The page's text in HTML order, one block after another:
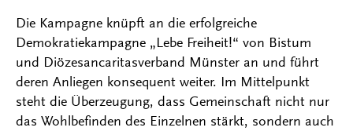
Die Kampagne knüpft an die erfolgreiche
Demokratiekampagne „Lebe Freiheit!“ von Bistum
und Diözesancaritasverband Münster an und führt
deren Anliegen konsequent weiter. Im Mittelpunkt
steht die Überzeugung, dass Gemeinschaft nicht nur
das Wohlbefinden des Einzelnen stärkt, sondern auch